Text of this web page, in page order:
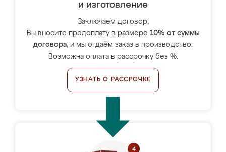
и изготовление
Заключаем договор,
Вы вносите предоплату в размере 10% от суммы
договора, и мы отдаём заказ в производство.
Возможна оплата в рассрочку без %.
УЗНАТЬ О РАССРОЧКЕ